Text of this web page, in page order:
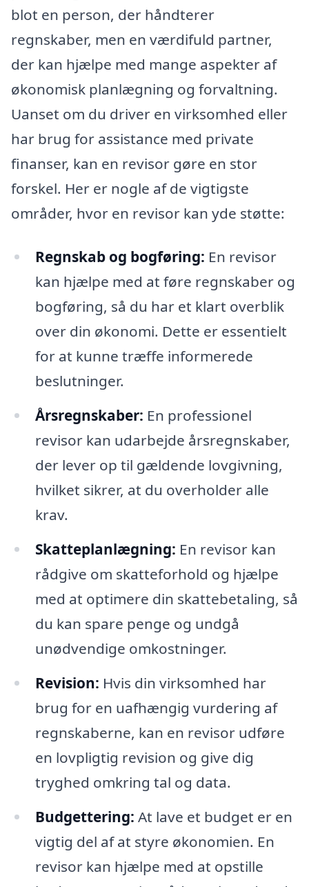
blot en person, der håndterer
regnskaber, men en værdifuld partner,
der kan hjælpe med mange aspekter af
økonomisk planlægning og forvaltning.
Uanset om du driver en virksomhed eller
har brug for assistance med private
finanser, kan en revisor gøre en stor
forskel. Her er nogle af de vigtigste
områder, hvor en revisor kan yde støtte:
Regnskab og bogføring: En revisor
kan hjælpe med at føre regnskaber og
bogføring, så du har et klart overblik
over din økonomi. Dette er essentielt
for at kunne træffe informerede
beslutninger.
Årsregnskaber: En professionel
revisor kan udarbejde årsregnskaber,
der lever op til gældende lovgivning,
hvilket sikrer, at du overholder alle
krav.
Skatteplanlægning: En revisor kan
rådgive om skatteforhold og hjælpe
med at optimere din skattebetaling, så
du kan spare penge og undgå
unødvendige omkostninger.
Revision: Hvis din virksomhed har
brug for en uafhængig vurdering af
regnskaberne, kan en revisor udføre
en lovpligtig revision og give dig
tryghed omkring tal og data.
Budgettering: At lave et budget er en
vigtig del af at styre økonomien. En
revisor kan hjælpe med at opstille